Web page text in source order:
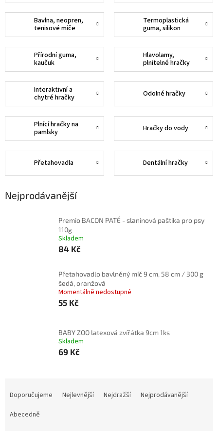
Bavlna, neopren,
tenisové míče
Termoplastická
guma, silikon
Přírodní guma,
kaučuk
Hlavolamy,
plnitelné hračky
Interaktivní a
chytré hračky
Odolné hračky
Plnící hračky na
pamlsky
Hračky do vody
Přetahovadla Dentální hračky
Nejprodávanější
Premio BACON PATÉ - slaninová paštika pro psy
110g
Skladem
84 Kč
Přetahovadlo bavlněný míč 9 cm, 58 cm / 300 g
šedá, oranžová
Momentálně nedostupné
55 Kč
BABY ZOO latexová zvířátka 9cm 1ks
Skladem
69 Kč
Doporučujeme Nejlevnější Nejdražší
Nejprodávanější
Abecedně